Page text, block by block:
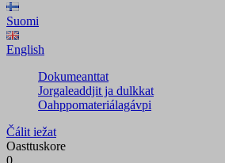
Suomi
English
Dokumeanttat
Jorgaleaddjit ja dulkkat
Oahppomateriálagávpi
Čálit iežat
Oasttuskore
0